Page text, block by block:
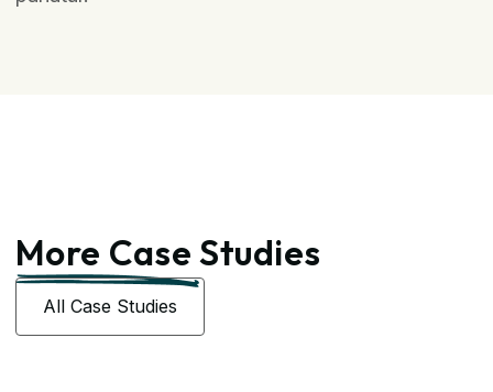
More Case Studies
All Case Studies